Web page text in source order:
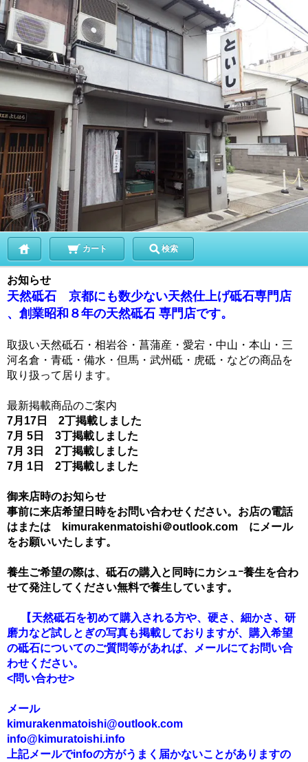
カート 検索
お知らせ
天然砥石 京都にも数少ない天然仕上げ砥石専門店
、創業昭和８年の天然砥石 専門店です。
取扱い天然砥石・相岩谷・菖蒲産・愛宕・中山・本山・三
河名倉・青砥・備水・但馬・武州砥・虎砥・などの商品を
取り扱って居ります。
最新掲載商品のご案内
7月17日 2丁掲載しました
7月 5日 3丁掲載しました
7月 3日 2丁掲載しました
7月 1日 2丁掲載しました
御来店時のお知らせ
事前に来店希望日時をお問い合わせください。お店の電話
はまたは kimurakenmatoishi＠outlook.com にメール
をお願いいたします。
養生ご希望の際は、砥石の購入と同時にカシュｰ養生を合わ
せて発注してください無料で養生しています。
【天然砥石を初めて購入される方や、硬さ、細かさ、研
磨力など試しとぎの写真も掲載しておりますが、購入希望
の砥石についてのご質問等があれば、メールにてお問い合
わせください。
<問い合わせ>
メール
kimurakenmatoishi@outlook.com
info@kimuratoishi.info
上記メールでinfoの方がうまく届かないことがありますの